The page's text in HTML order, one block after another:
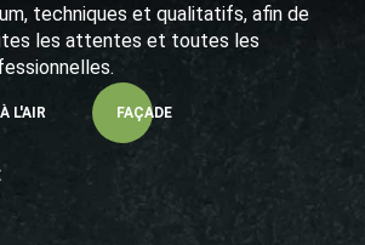
techniques et qualitatifs, afin de
les attentes et toutes les
L'AIR FAÇADE